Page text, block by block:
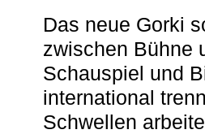
Das neue Gorki
zwischen Bühne
Schauspiel und
international
Schwellen